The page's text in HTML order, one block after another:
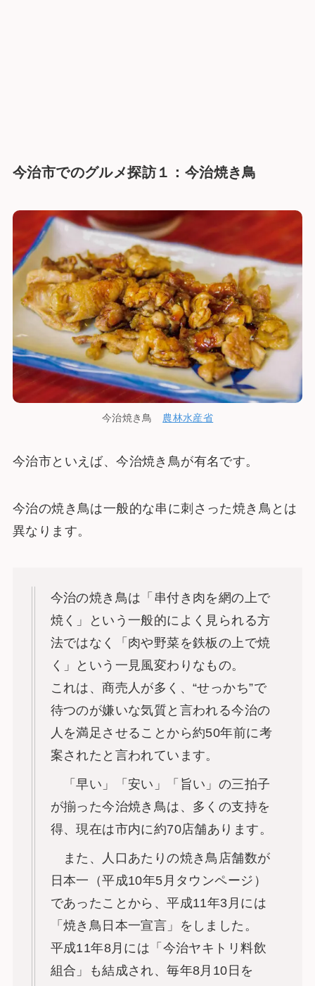
今治市でのグルメ探訪１：今治焼き鳥
今治焼き鳥 農林水産省
今治市といえば、今治焼き鳥が有名です。
今治の焼き鳥は一般的な串に刺さった焼き鳥とは
異なります。
今治の焼き鳥は「串付き肉を網の上で
焼く」という一般的によく見られる方
法ではなく「肉や野菜を鉄板の上で焼
く」という一見風変わりなもの。
これは、商売人が多く、“せっかち”で
待つのが嫌いな気質と言われる今治の
人を満足させることから約50年前に考
案されたと言われています。
「早い」「安い」「旨い」の三拍子
が揃った今治焼き鳥は、多くの支持を
得、現在は市内に約70店舗あります。
また、人口あたりの焼き鳥店舗数が
日本一（平成10年5月タウンページ）
であったことから、平成11年3月には
「焼き鳥日本一宣言」をしました。
平成11年8月には「今治ヤキトリ料飲
組合」も結成され、毎年8月10日を